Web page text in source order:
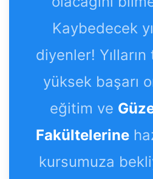
Kaybedecek
diyenler!
yüksek başarı
eğitim ve
Fakültelerine
kursumuza